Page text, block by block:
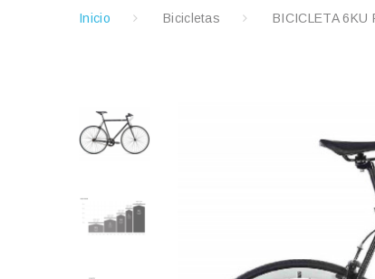
Inicio Bicicletas BICICLETA 6KU